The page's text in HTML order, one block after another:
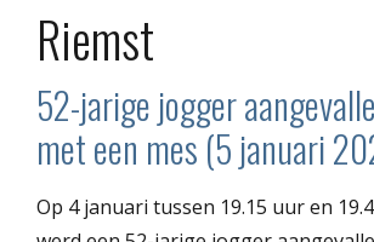
Riemst
52-jarige jogger
met een mes (5 januari
Op 4 januari tussen 19.15 uur en